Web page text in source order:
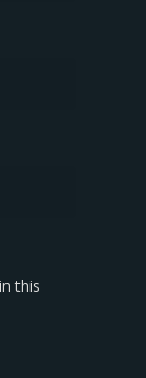
this